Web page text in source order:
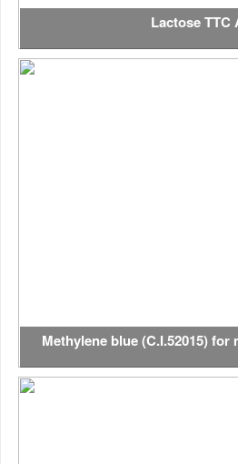
Lactose TTC
Methylene blue (C.I.52015)